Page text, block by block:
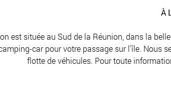
À
est située au Sud de la Réunion, dans la
car pour votre passage sur l'île. Nous
flotte de véhicules. Pour toute